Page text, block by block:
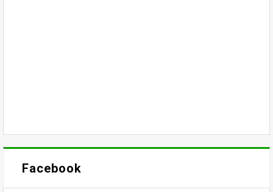
Facebook